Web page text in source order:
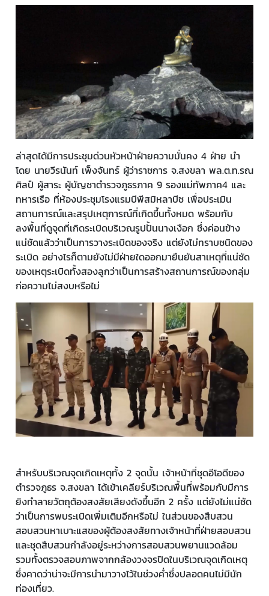
ล่าสุดได้มีการประชุมด่วนหัวหน้าฝ่ายความมั่นคง 4 ฝ่าย นำ
โดย นายวีรนันท์ เพ็งจันทร์ ผู้ว่าราชการ จ.สงขลา พล.ต.ท.รณ
ศิลป์ ผู้สาระ ผู้บัญชาตำรวจภูธรภาค 9 รองแม่ทัพภาค4 และ
ทหารเรือ ที่ห้องประชุมโรงแรมบีพีสมิหลาบีช เพื่อประเมิน
สถานการณ์และสรุปเหตุการณ์ที่เกิดขึ้นทั้งหมด พร้อมกับ
ลงพื้นที่ดูจุดที่เกิดระเบิดบริเวณรูปปั้นนางเงือก ซึ่งค่อนข้าง
แน่ชัดแล้วว่าเป็นการวางระเบิดของจริง แต่ยังไม่ทราบชนิดของ
ระเบิด อย่างไรก็ตามยังไม่มีฝ่ายใดออกมายืนยันสาเหตุที่แน่ชัด
ของเหตุระเบิดทั้งสองลูกว่าเป็นการสร้างสถานการณ์ของกลุ่ม
ก่อความไม่สงบหรือไม่
สำหรับบริเวณจุดเกิดเหตุทั้ง 2 จุดนั้น เจ้าหน้าที่ชุดอีโอดีของ
ตำรวจภูธร จ.สงขลา ได้เข้าเคลียร์บริเวณพื้นที่พร้อมกับมีการ
ยิงทำลายวัตถุต้องสงสัยเสียงดังขึ้นอีก 2 ครั้ง แต่ยังไม่แน่ชัด
ว่าเป็นการพบระเบิดเพิ่มเติมอีกหรือไม่ ในส่วนของสืบสวน
สอบสวนหาเบาะแสของผู้ต้องสงสัยทางเจ้าหน้าที่ฝ่ายสอบสวน
และชุดสืบสวนกำลังอยู่ระหว่างการสอบสวนพยานแวดล้อม
รวมทั้งตรวจสอบภาพจากกล้องวงจรปิดในบริเวณจุดเกิดเหตุ
ซึ่งคาดว่าน่าจะมีการนำมาวางไว้ในช่วงค่ำซึ่งปลอดคนไม่มีนัก
ท่องเที่ยว.